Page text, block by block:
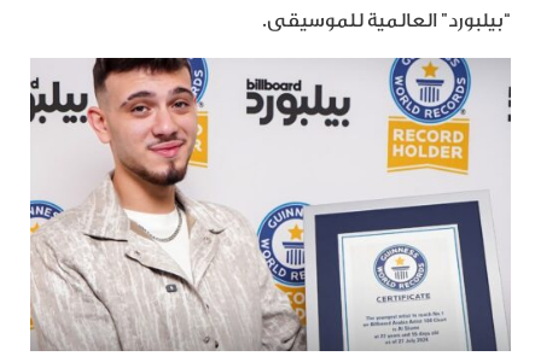
“بيلبورد” العالمية للموسيقى.